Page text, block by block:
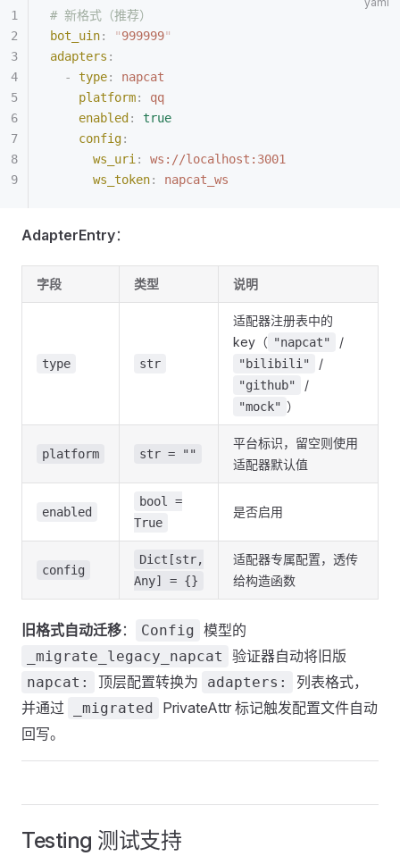
# 新格式（推荐）
bot_uin: "999999"
adapters :
  -
type:
napcat
    platform
:
qq
    enabled
:
true
    config
:
      ws_uri
:
ws://localhost:3001
      ws_token
: napcat_ws
AdapterEntry：
字段 类型 说明
type str
适配器注册表中的
key（ "napcat" /
"bilibili" /
"github" /
"mock" ）
platform str = ""
平台标识，留空则使用
适配器默认值
enabled
bool =
True
是否启用
config
Dict[str,
Any] = {}
适配器专属配置，透传
给构造函数
旧格式自动迁移： Config 模型的
_migrate_legacy_napcat 验证器自动将旧版
napcat: 顶层配置转换为 adapters:
列表格式，
并通过
_migrated
PrivateAttr 标记触发配置文件自动
回写。
Testing 测试支持